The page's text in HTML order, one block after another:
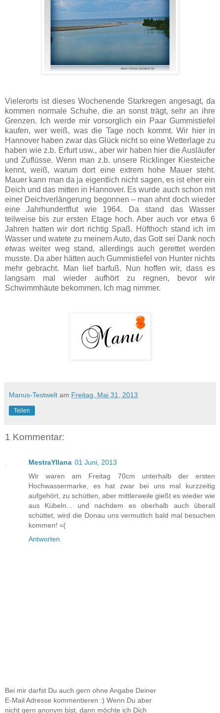
Vielerorts ist dieses Wochenende Starkregen angesagt, da
kommen normale Schuhe, die an sonst trägt, sehr an ihre
Grenzen. Ich werde mir vorsorglich ein Paar Gummistiefel
kaufen, wer weiß, was die Tage noch kommt. Wir hier in
Hannover haben zwar das Glück nicht so eine Wetterlage zu
haben wie z.b. Erfurt usw., aber wir haben hier die Ausläufer
und Zuflüsse. Wenn man z.b. unsere Ricklinger Kiesteiche
kennt, weiß, warum dort eine extrem hohe Mauer steht.
Mauer kann man da ja eigentlich nicht sagen, es ist eher ein
Deich und das mitten in Hannover. Es wurde auch schon mit
einer Deichverlängerung begonnen – man ahnt doch wieder
eine Jahrhundertflut wie 1964. Da stand das Wasser
teilweise bis zur ersten Etage hoch. Aber auch vor etwa 6
Jahren hatten wir dort richtig Spaß. Hüfthoch stand ich im
Wasser und watete zu meinem Auto, das Gott sei Dank noch
etwas weiter weg stand, allerdings auch gerettet werden
musste. Da aber hätten auch Gummistiefel von Hunter nichts
mehr gebracht. Man lief barfuß. Nun hoffen wir, dass es
langsam mal wieder aufhört zu regnen, bevor wir
Schwimmhäute bekommen. Ich mag nimmer.
Manus-Testwelt am Freitag, Mai 31, 2013
Teilen
1 Kommentar:
MestraYllana 01 Juni, 2013
Wir waren am Freitag 70cm unterhalb der ersten
Hochwassermarke, es hat zwar bei uns mal kurzzeitig
aufgehört, zu schütten, aber mittlerweile gießt es wieder wie
aus Kübeln... und nachdem es oberhalb auch überall
schüttet, wird die Donau uns vermutlich bald mal besuchen
kommen! =(
Antworten
Bei mir darfst Du auch gern ohne Angabe Deiner
E-Mail Adresse kommentieren :) Wenn Du aber
nicht gern anonym bist, dann möchte ich Dich